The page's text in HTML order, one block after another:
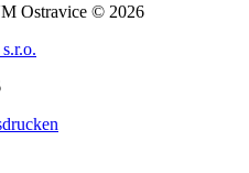
Ostravice © 2026